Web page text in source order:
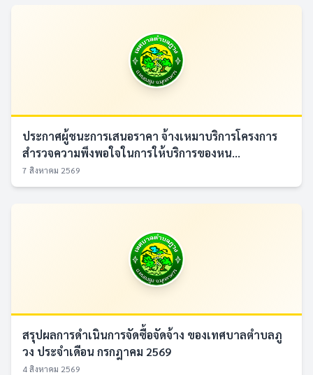
ประกาศผู้ชนะการเสนอราคา จ้างเหมาบริการโครงการ
สำรวจความพึงพอใจในการให้บริการของหน...
7 สิงหาคม 2569
สรุปผลการดำเนินการจัดซื้อจัดจ้าง ของเทศบาลตำบลภู
วง ประจำเดือน กรกฎาคม 2569
4 สิงหาคม 2569